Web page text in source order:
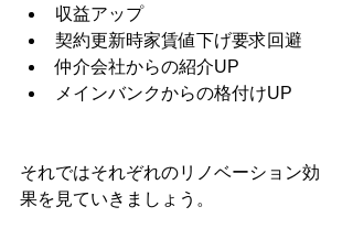
収益アップ
契約更新時家賃値下げ要求回避
仲介会社からの紹介UP
メインバンクからの格付けUP
それではそれぞれのリノベーション効
果を見ていきましょう。